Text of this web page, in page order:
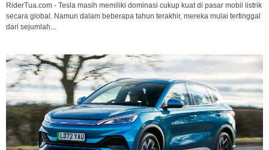
RiderTua.com - Tesla masih memiliki dominasi cukup kuat di pasar mobil listrik
secara global. Namun dalam beberapa tahun terakhir, mereka mulai tertinggal
dari sejumlah...